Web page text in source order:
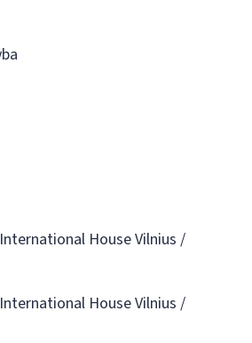
House Vilnius /
House Vilnius /